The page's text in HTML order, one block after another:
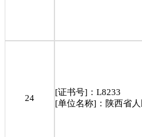
24
[证书号]：L8233
[单位名称]：陕西省